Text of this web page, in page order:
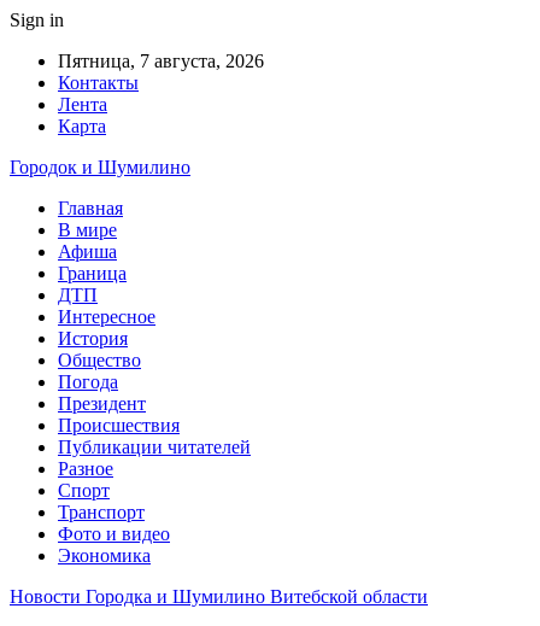
Sign in
Пятница, 7 августа, 2026
Контакты
Лента
Карта
Городок и Шумилино
Главная
В мире
Афиша
Граница
ДТП
Интересное
История
Общество
Погода
Президент
Происшествия
Публикации читателей
Разное
Спорт
Транспорт
Фото и видео
Экономика
Новости Городка и Шумилино Витебской области